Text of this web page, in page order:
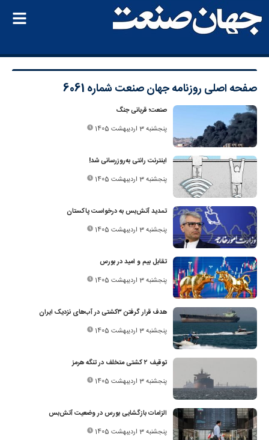
صفحه اصلی روزنامه جهان صنعت شماره 6061
صنعت؛ قربانی جنگ
پنجشنبه 3 اردیبهشت 1405
اینترنت رانتی به‌روزرسانی شد!
پنجشنبه 3 اردیبهشت 1405
تمدید آتش‌بس به درخواست پاکستان
پنجشنبه 3 اردیبهشت 1405
تقابل بیم و امید در بورس
پنجشنبه 3 اردیبهشت 1405
هدف قرار گرفتن ۳کشتی در آب‌های نزدیک ایران
پنجشنبه 3 اردیبهشت 1405
توقیف ۲ کشتی متخلف در تنگه هرمز
پنجشنبه 3 اردیبهشت 1405
الزامات بازگشایی بورس در وضعیت آتش‌بس
پنجشنبه 3 اردیبهشت 1405